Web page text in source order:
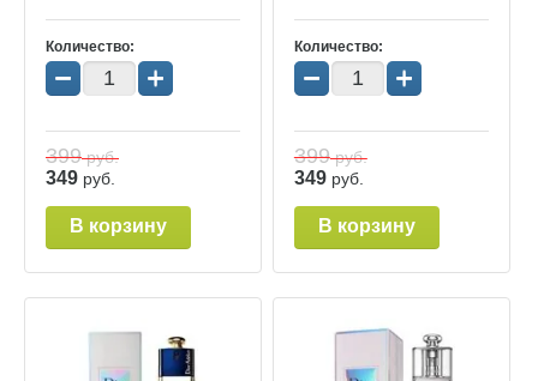
Количество:
− +
399руб.
349 руб.
В корзину
Количество:
− +
399руб.
349 руб.
В корзину